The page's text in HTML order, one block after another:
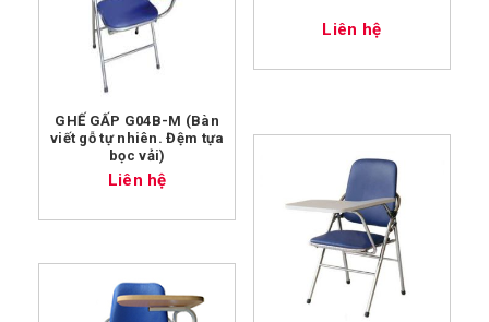
Liên hệ
GHẾ GẤP G04B-M (Bàn
viết gỗ tự nhiên. Đệm tựa
bọc vải)
Liên hệ